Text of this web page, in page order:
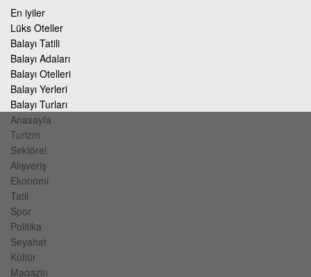
En iyiler
Lüks Oteller
Balayı Tatili
Balayı Adaları
Balayı Otelleri
Balayı Yerleri
Balayı Turları
Anasayfa
Turizm
Sektörel
Alışveriş
Ekonomi
Tatil
Spor
Politika
Seyahat
Kültür
Magazin